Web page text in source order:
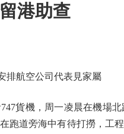
港助查
航空公司代表見家屬
機，周一凌晨在機場北
跑道旁海中有待打撈，工